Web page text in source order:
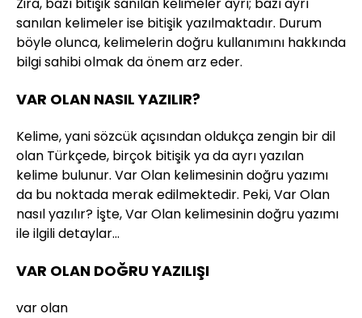
sanılan kelimeler ise bitişik yazılmaktadır. Durum
böyle olunca, kelimelerin doğru kullanımını hakkında
bilgi sahibi olmak da önem arz eder.
VAR OLAN NASIL YAZILIR?
Kelime, yani sözcük açısından oldukça zengin bir dil
olan Türkçede, birçok bitişik ya da ayrı yazılan
kelime bulunur. Var Olan kelimesinin doğru yazımı
da bu noktada merak edilmektedir. Peki, Var Olan
nasıl yazılır? İşte, Var Olan kelimesinin doğru yazımı
ile ilgili detaylar…
VAR OLAN DOĞRU YAZILIŞI
var olan